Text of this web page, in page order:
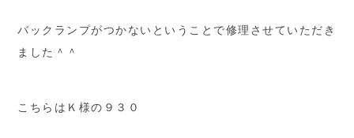
バックランプがつかないということで修理させていただき
ました＾＾
こちらはＫ様の９３０